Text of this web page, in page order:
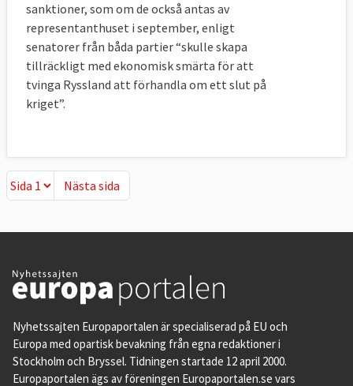
sanktioner, som om de också antas av
representanthuset i september, enligt
senatorer från båda partier “skulle skapa
tillräckligt med ekonomisk smärta för att
tvinga Ryssland att förhandla om ett slut på
kriget”.
Nästa sida
Nästa sida
Nyhetssajten Europaportalen är specialiserad på EU och
Europa med opartisk bevakning från egna redaktioner i
Stockholm och Bryssel. Tidningen startade 12 april 2000.
Europaportalen ägs av föreningen Europaportalen.se vars